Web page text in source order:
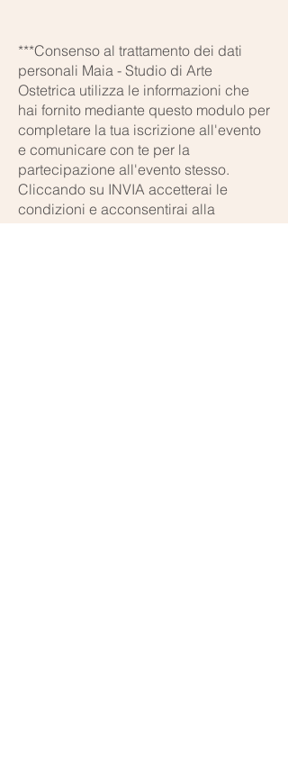
***Consenso al trattamento dei dati
personali Maia - Studio di Arte
Ostetrica utilizza le informazioni che
hai fornito mediante questo modulo per
completare la tua iscrizione all'evento
e comunicare con te per la
partecipazione all'evento stesso.
Cliccando su INVIA accetterai le
condizioni e acconsentirai alla